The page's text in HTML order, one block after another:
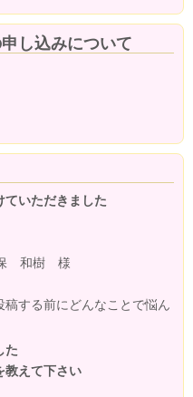
し込みについて
ていただきました
保 和樹 様
稿する前にどんなことで悩ん
た
教えて下さい